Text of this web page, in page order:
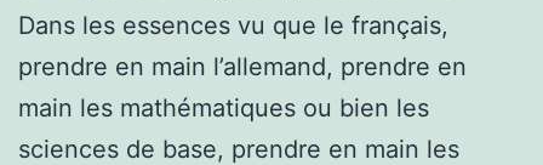
Dans les essences vu que le français,
prendre en main l’allemand, prendre en
main les mathématiques ou bien les
sciences de base, prendre en main les